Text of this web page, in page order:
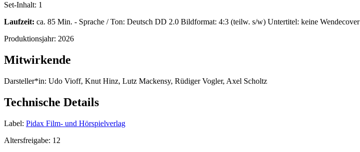
Set-Inhalt: 1
Laufzeit: ca. 85 Min. - Sprache / Ton: Deutsch DD 2.0 Bildformat: 4:3 (teilw. s/w) Untertitel: keine Wendecover
Produktionsjahr: 2026
Mitwirkende
Darsteller*in: Udo Vioff, Knut Hinz, Lutz Mackensy, Rüdiger Vogler, Axel Scholtz
Technische Details
Label: Pidax Film- und Hörspielverlag
Altersfreigabe: 12